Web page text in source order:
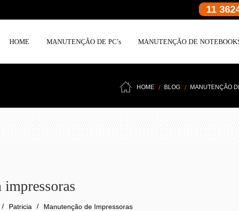
11
HOME MANUTENÇÃO DE PC’s MANUTENÇÃO DE
HOME BLOG MANUTENÇÃO
Patricia Manutenção de Impressoras